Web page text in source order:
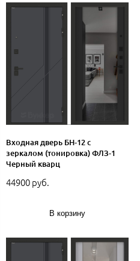
Входная дверь БН-12 с
зеркалом (тонировка) ФЛЗ-1
Черный кварц
44900 руб.
В корзину